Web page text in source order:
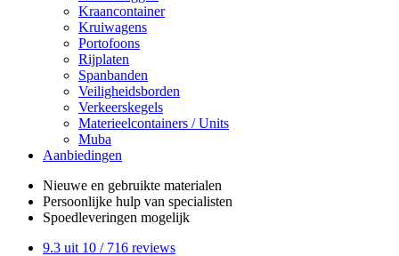
Kraancontainer
Kruiwagens
Portofoons
Rijplaten
Spanbanden
Veiligheidsborden
Verkeerskegels
Materieelcontainers / Units
Muba
Aanbiedingen
Nieuwe en gebruikte materialen
Persoonlijke hulp van specialisten
Spoedleveringen mogelijk
9.3 uit 10 / 716 reviews